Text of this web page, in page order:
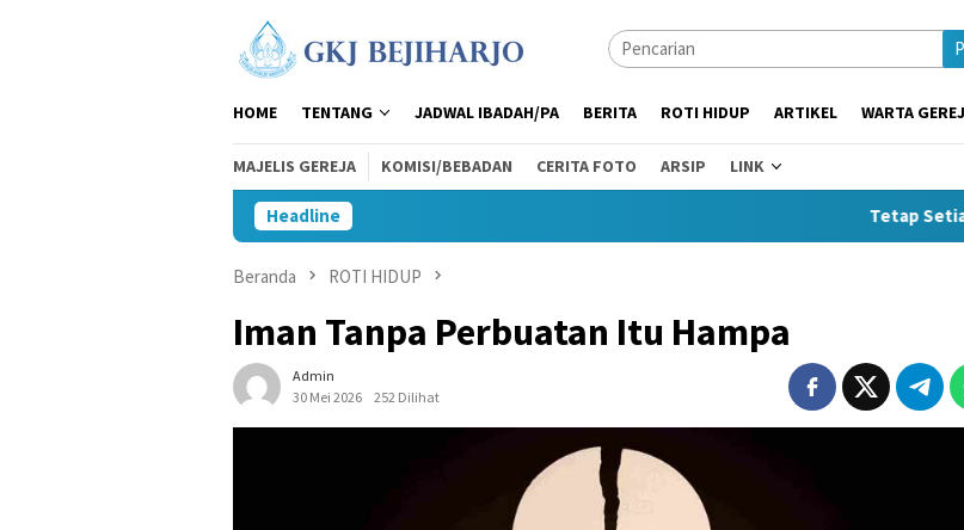
HOME TENTANG JADWAL IBADAH/PA BERITA ROTI HIDUP ARTIKEL WARTA
MAJELIS GEREJA KOMISI/BEBADAN CERITA FOTO ARSIP LINK
Headline Tetap Setia di
Beranda ROTI HIDUP
Iman Tanpa Perbuatan Itu Hampa
Admin
30 Mei 2026
252 Dilihat